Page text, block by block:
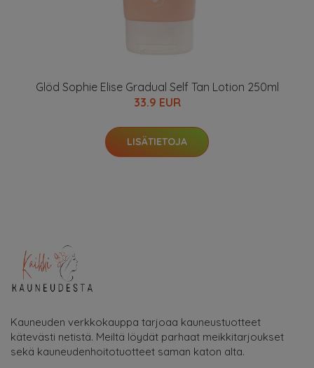
Glöd Sophie Elise Gradual Self Tan Lotion 250ml
33.9 EUR
LISÄTIETOJA
Kauneuden verkkokauppa tarjoaa kauneustuotteet
kätevästi netistä. Meiltä löydät parhaat meikkitarjoukset
sekä kauneudenhoitotuotteet saman katon alta.